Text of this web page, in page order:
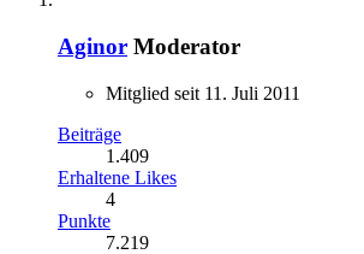
Aginor Moderator
Mitglied seit 11. Juli 2011
Beiträge
1.409
Erhaltene Likes
4
Punkte
7.219